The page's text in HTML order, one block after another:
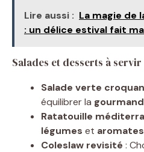
Lire aussi : La magie de
: un délice estival fait
Salades et desserts à
Salade verte
équilibrer la
Ratatouille
légumes et aromates
Coleslaw revisité :